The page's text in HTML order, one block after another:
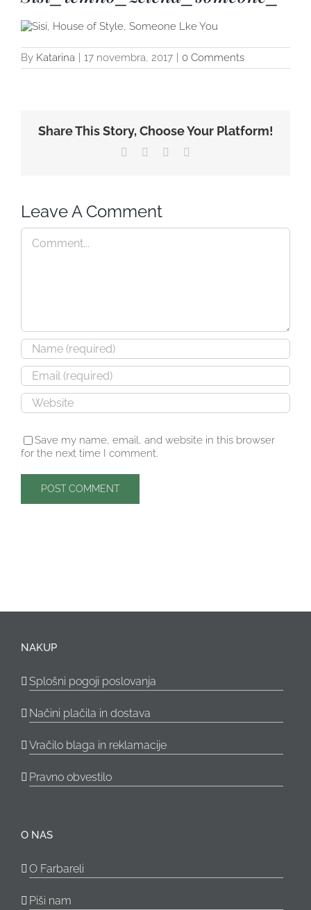
By Katarina 17 novembra, 2017 0 Comments
Share This Story, Choose Your Platform!
Facebook
TwitterWhatsApp
Leave A Comment
Comment
Save my name, email, and website in this browser
for the next time I comment.
NAKUP
Splošni pogoji poslovanja
Načini plačila in dostava
Vračilo blaga in reklamacije
Pravno obvestilo
O NAS
O Farbareli
Piši nam